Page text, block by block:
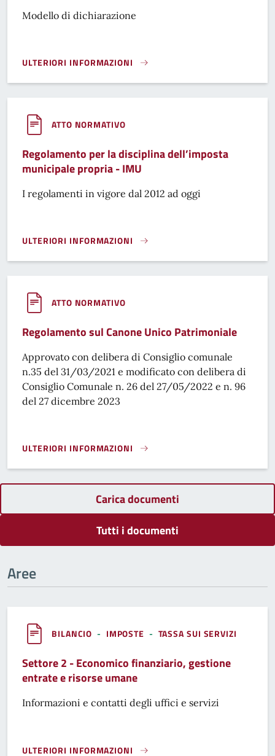
Modello di dichiarazione
ULTERIORI INFORMAZIONI
AGEVOLAZIONE IMU PER ABITAZIONI CONCESSE IN
ATTO NORMATIVO
Regolamento per la disciplina dell’imposta
municipale propria - IMU
I regolamenti in vigore dal 2012 ad oggi
ULTERIORI INFORMAZIONI
REGOLAMENTO PER LA DISCIPLINA DELL’IMPOSTA
ATTO NORMATIVO
Regolamento sul Canone Unico Patrimoniale
Approvato con delibera di Consiglio comunale
n.35 del 31/03/2021 e modificato con delibera di
Consiglio Comunale n. 26 del 27/05/2022 e n. 96
del 27 dicembre 2023
ULTERIORI INFORMAZIONI
REGOLAMENTO SUL CANONE UNICO PATRIMONIALE}
Carica documenti
Tutti i documenti
Aree
BILANCIO - IMPOSTE - TASSA SUI SERVIZI
Settore 2 - Economico finanziario, gestione
entrate e risorse umane
Informazioni e contatti degli uffici e servizi
ULTERIORI INFORMAZIONI